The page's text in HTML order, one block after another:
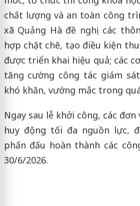
chất lượng và an toàn công
xã Quảng Hà đề nghị các
hợp chặt chẽ, tạo điều kiện
được triển khai hiệu quả; các
tăng cường công tác giám
khó khăn, vướng mắc trong
Ngay sau lễ khởi công, các
huy động tối đa nguồn lực,
phấn đấu hoàn thành các
30/6/2026.